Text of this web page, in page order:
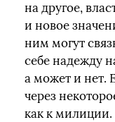
на другое,
и новое
ним могут
себе надежду
а может и нет.
через
как к милиции.